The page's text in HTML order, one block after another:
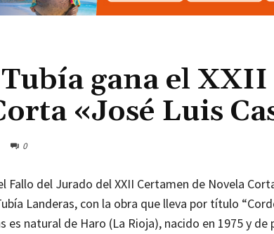
gana el
«José Luis
0
Fallo del Jurado del XXII Certamen de Novela
Landeras, con la obra que lleva por título
es natural de Haro (La Rioja), nacido en 1975 y